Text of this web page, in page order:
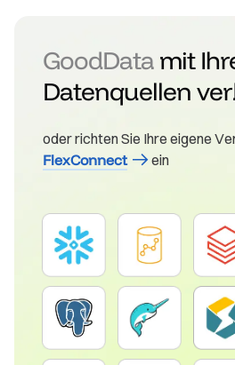
GoodData mit
Datenquellen
oder richten Sie Ihre eigene
FlexConnect
ein